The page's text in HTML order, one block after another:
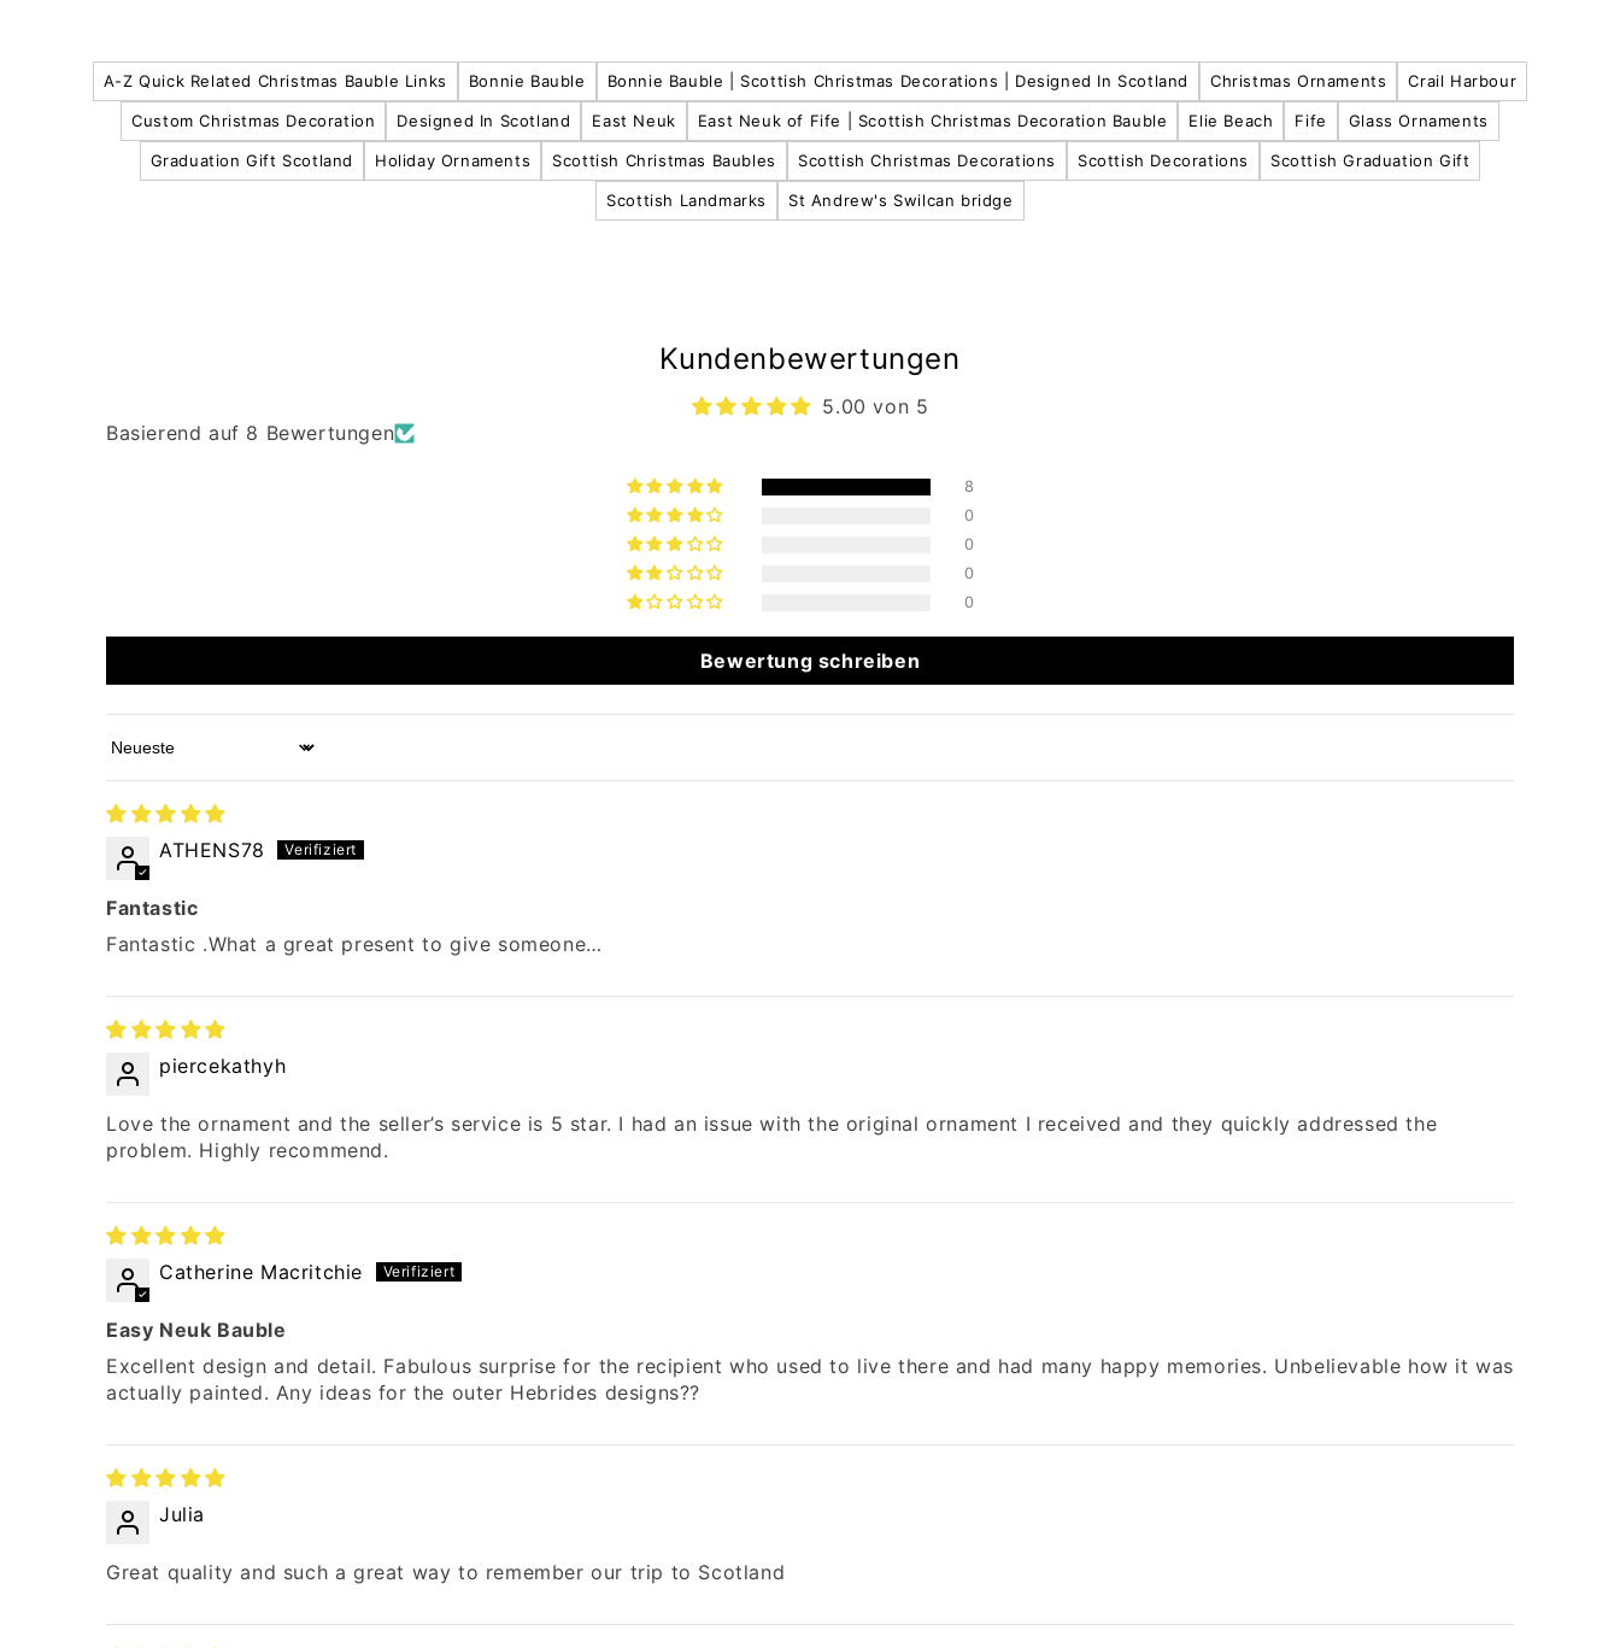
A-Z Quick Related Christmas Bauble Links Bonnie Bauble Bonnie Bauble | Scottish Christmas Decorations | Designed In Scotland Christmas Ornaments Crail Harbour
Custom Christmas Decoration Designed In Scotland East Neuk East Neuk of Fife | Scottish Christmas Decoration Bauble Elie Beach Fife Glass Ornaments
Graduation Gift Scotland Holiday Ornaments Scottish Christmas Baubles Scottish Christmas Decorations Scottish Decorations Scottish Graduation Gift
Scottish Landmarks St Andrew's Swilcan bridge
Kundenbewertungen
5.00 von 5
Basierend auf 8 Bewertungen
8
0
0
0
0
Bewertung schreiben
Sort by
ATHENS78
Fantastic
Fantastic .What a great present to give someone…
piercekathyh
Love the ornament and the seller’s service is 5 star. I had an issue with the original ornament I received and they quickly addressed the
problem. Highly recommend.
Catherine Macritchie
Easy Neuk Bauble
Excellent design and detail. Fabulous surprise for the recipient who used to live there and had many happy memories. Unbelievable how it was
actually painted. Any ideas for the outer Hebrides designs??
Julia
Great quality and such a great way to remember our trip to Scotland